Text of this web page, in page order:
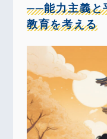
──能力主義と
教育を考える